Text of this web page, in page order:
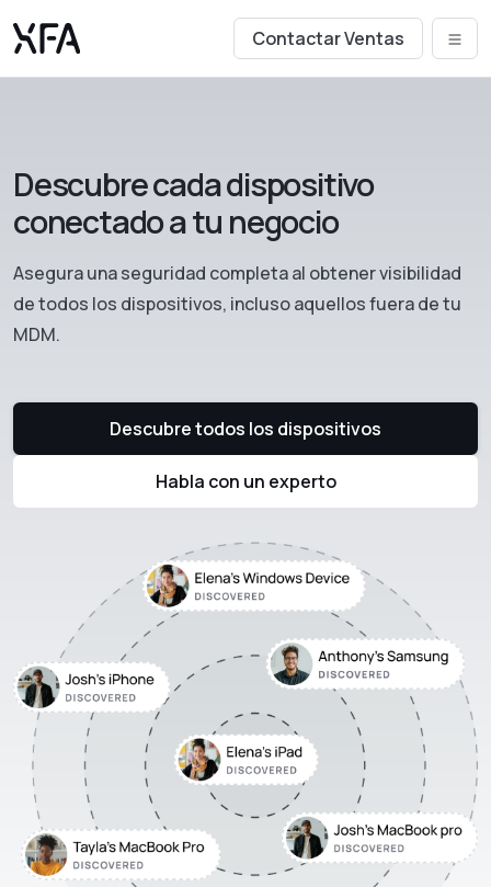
Contactar Ventas
Descubre cada dispositivo
conectado a tu negocio
Asegura una seguridad completa al obtener visibilidad
de todos los dispositivos, incluso aquellos fuera de tu
MDM.
Descubre todos los dispositivos
Habla con un experto